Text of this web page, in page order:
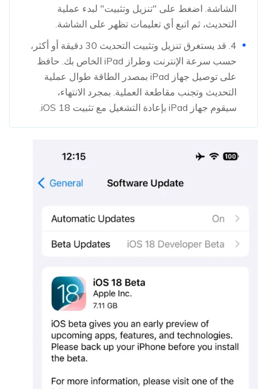
الشاشة. اضغط على "تنزيل وتثبيت" لبدء عملية
التحديث، ثم اتبع أي تعليمات تظهر على الشاشة.
4. قد يستغرق تنزيل وتثبيت التحديث 30 دقيقة أو أكثر،
حسب سرعة الإنترنت وطراز iPad الخاص بك. حافظ
على توصيل جهاز iPad بمصدر الطاقة طوال عملية
التحديث وتجنب مقاطعة العملية. بمجرد الانتهاء،
سيقوم جهاز iPad بإعادة التشغيل مع تثبيت iOS 18.